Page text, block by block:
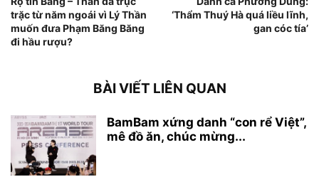
trặc từ năm ngoái vì Lý Thần
muốn đưa Phạm Băng Băng
đi hầu rượu?
‘Thẩm Thuý Hà quá liều lĩnh,
gan cóc tía’
BÀI VIẾT LIÊN QUAN
BamBam xứng danh “con rể Việt”,
mê đồ ăn, chúc mừng...